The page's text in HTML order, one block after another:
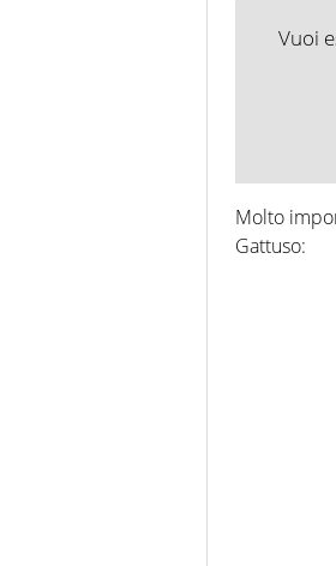
Vuoi
Molto
Gattuso: